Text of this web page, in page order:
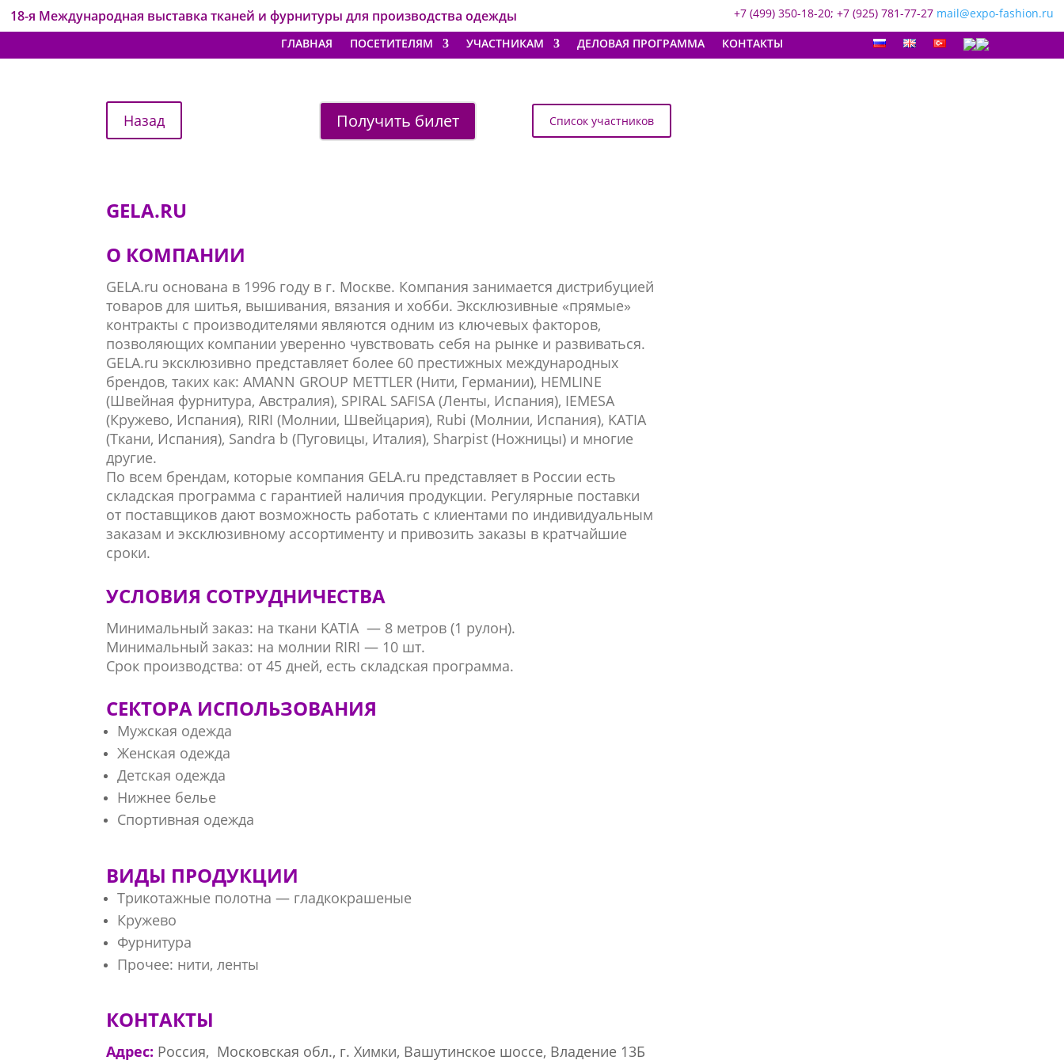
18-я Международная выставка тканей и фурнитуры для производства одежды +7 (499) 350-18-20; +7 (925) 781-77-27 mail@expo-fashion.ru
ГЛАВНАЯ
ПОСЕТИТЕЛЯМ УЧАСТНИКАМ ДЕЛОВАЯ ПРОГРАММА КОНТАКТЫ
Получить билет Список участников
GELA.RU
О КОМПАНИИ
GELA.ru основана в 1996 году в г. Москве. Компания занимается дистрибуцией
товаров для шитья, вышивания, вязания и хобби. Эксклюзивные «прямые»
контракты с производителями являются одним из ключевых факторов,
позволяющих компании уверенно чувствовать себя на рынке и развиваться.
GELA.ru эксклюзивно представляет более 60 престижных международных
брендов, таких как: AMANN GROUP METTLER (Нити, Германии), HEMLINE
(Швейная фурнитура, Австралия), SPIRAL SAFISA (Ленты, Испания), IEMESA
(Кружево, Испания), RIRI (Молнии, Швейцария), Rubi (Молнии, Испания), KATIA
(Ткани, Испания), Sandra b (Пуговицы, Италия), Sharpist (Ножницы) и многие
другие.
По всем брендам, которые компания GELA.ru представляет в России есть
складская программа с гарантией наличия продукции. Регулярные поставки
от поставщиков дают возможность работать с клиентами по индивидуальным
заказам и эксклюзивному ассортименту и привозить заказы в кратчайшие
сроки.
УСЛОВИЯ СОТРУДНИЧЕСТВА
Минимальный заказ: на ткани KATIA — 8 метров (1 рулон).
Минимальный заказ: на молнии RIRI — 10 шт.
Срок производства: от 45 дней, есть складская программа.
СЕКТОРА ИСПОЛЬЗОВАНИЯ
Мужская одежда
Женская одежда
Детская одежда
Нижнее белье
Спортивная одежда
ВИДЫ ПРОДУКЦИИ
Трикотажные полотна — гладкокрашеные
Кружево
Фурнитура
Прочее: нити, ленты
КОНТАКТЫ
Адрес: Россия, Московская обл., г.Химки, Вашутинское шоссе, Владение 13Б